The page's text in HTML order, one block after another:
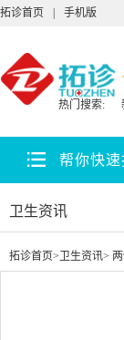
拓诊首页 手机版
热门搜索:
帮你快速
卫生资讯
拓诊首页> 卫生资讯>